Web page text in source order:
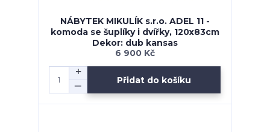
NÁBYTEK MIKULÍK s.r.o. ADEL 11 -
komoda se šuplíky i dvířky, 120x83cm
Dekor: dub kansas
6 900 Kč
Přidat do košíku